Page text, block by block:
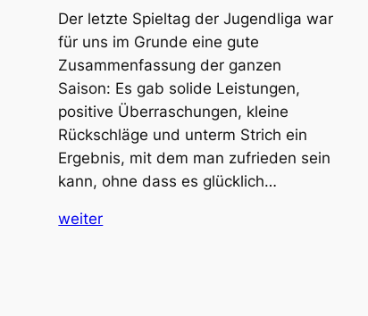
Der letzte Spieltag der Jugendliga war
für uns im Grunde eine gute
Zusammenfassung der ganzen
Saison: Es gab solide Leistungen,
positive Überraschungen, kleine
Rückschläge und unterm Strich ein
Ergebnis, mit dem man zufrieden sein
kann, ohne dass es glücklich…
weiter